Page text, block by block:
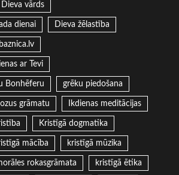
Dieva vārds
dienai Dieva žēlastība
ar Tevi
Bonhēferu grēku piedošana
grāmatu Ikdienas meditācijas
Kristīgā dogmatika
mācība kristīgā mūzika
rokasgrāmata kristīgā ētika